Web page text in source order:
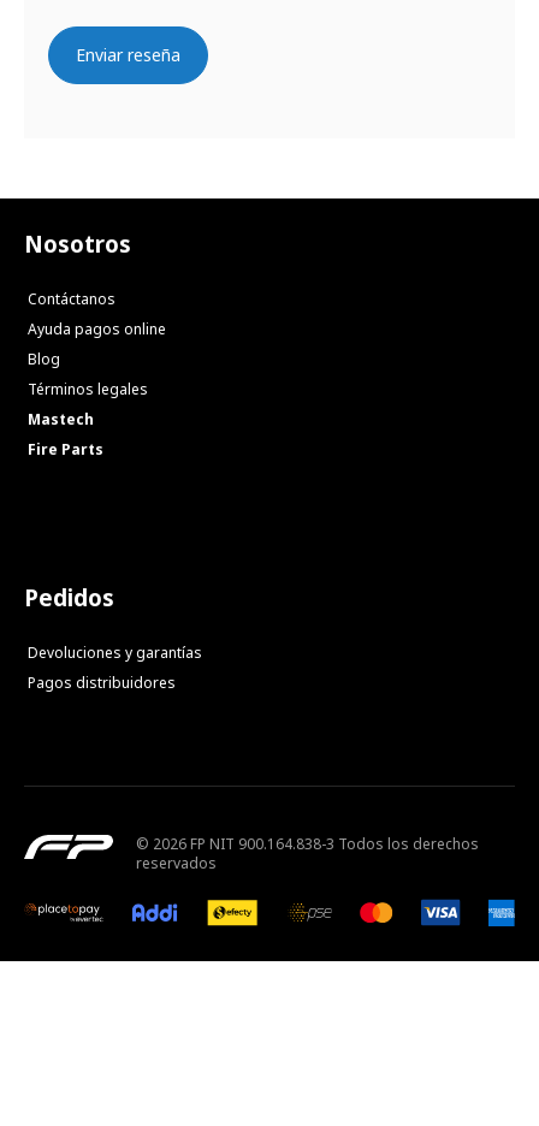
Enviar reseña
Nosotros
Contáctanos
Ayuda pagos online
Blog
Términos legales
Mastech
Fire Parts
Pedidos
Devoluciones y garantías
Pagos distribuidores
© 2026 FP NIT 900.164.838-3 Todos los derechos
reservados